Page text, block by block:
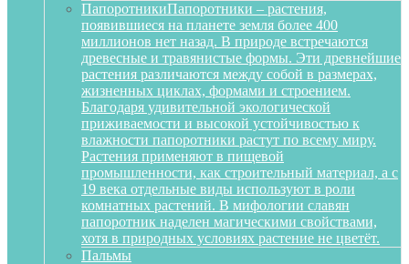
ПапоротникиПапоротники – растения,
появившиеся на планете земля более 400
миллионов нет назад. В природе встречаются
древесные и травянистые формы. Эти древнейшие
растения различаются между собой в размерах,
жизненных циклах, формами и строением.
Благодаря удивительной экологической
приживаемости и высокой устойчивостью к
влажности папоротники растут по всему миру.
Растения применяют в пищевой
промышленности, как строительный материал, а с
19 века отдельные виды используют в роли
комнатных растений. В мифологии славян
папоротник наделен магическими свойствами,
хотя в природных условиях растение не цветёт.
Пальмы